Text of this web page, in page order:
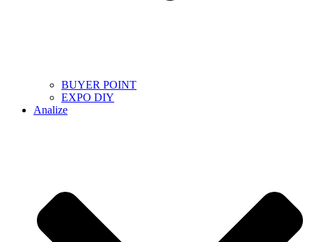
BUYER POINT
EXPO DIY
Analize